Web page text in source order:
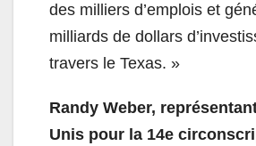
des milliers d’emplois et
milliards de dollars
travers le Texas. »
Randy Weber,
Unis pour la 14e